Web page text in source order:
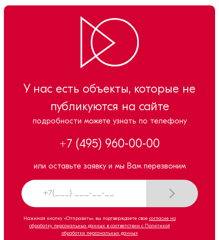
У нас есть объекты, которые не
публикуются на сайте
подробности можете узнать по телефону
+7 (495) 960-00-00
или оставьте заявку и мы Вам перезвоним
Нажимая кнопку «Отправить», вы подтверждаете свое согласие на
обработку персональных данных в соответствии с Политикой
обработки персональных данных